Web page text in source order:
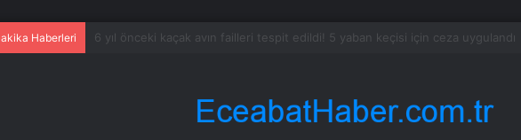
Haberleri CHP Kurultayı soruşturmasında 11 şüpheli hakkında tutuklama talebi